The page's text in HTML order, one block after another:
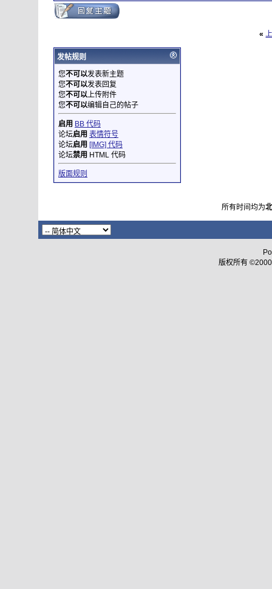
«
发帖规则
您不可以发表新主题
您不可以发表回复
您不可以上传附件
您不可以编辑自己的帖子
启用 BB 代码
论坛启用 表情符号
论坛启用 [IMG] 代码
论坛禁用 HTML 代码
版面规则
所有时间均为
版权所有